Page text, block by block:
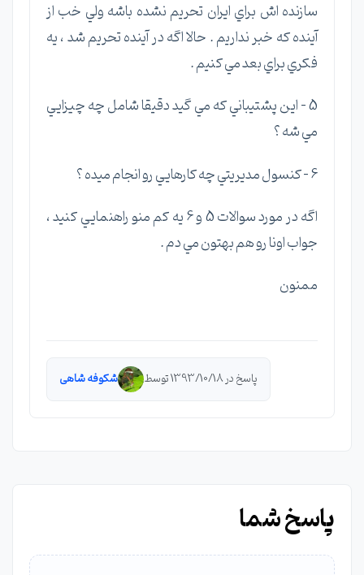
سازنده اش براي ايران تحريم نشده باشه ولي خب از
آينده كه خبر نداريم . حالا اگه در آينده تحريم شد ، يه
فكري براي بعد مي كنيم .
5 – اين پشتيباني كه مي گيد دقيقا شامل چه چيزايي
مي شه ؟
6 – كنسول مديريتي چه كارهايي رو انجام ميده ؟
اگه در مورد سوالات 5 و 6 يه كم منو راهنمايي كنيد ،
جواب اونا رو هم بهتون مي دم .
ممنون
پاسخ در 1393/10/18 توسط شكوفه شاهی
پاسخ شما